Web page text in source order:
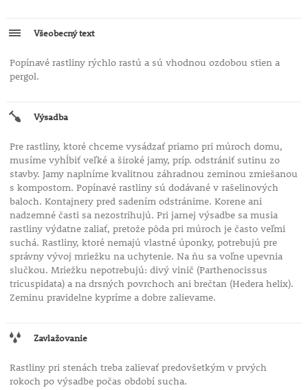
Všeobecný text
Popínavé rastliny rýchlo rastú a sú vhodnou ozdobou stien a
pergol.
Výsadba
Pre rastliny, ktoré chceme vysádzať priamo pri múroch domu,
musíme vyhĺbiť veľké a široké jamy, príp. odstrániť sutinu zo
stavby. Jamy naplníme kvalitnou záhradnou zeminou zmiešanou
s kompostom. Popínavé rastliny sú dodávané v rašelinových
baloch. Kontajnery pred sadením odstránime. Korene ani
nadzemné časti sa nezostrihujú. Pri jarnej výsadbe sa musia
rastliny výdatne zaliať, pretože pôda pri múroch je často veľmi
suchá. Rastliny, ktoré nemajú vlastné úponky, potrebujú pre
správny vývoj mriežku na uchytenie. Na ňu sa voľne upevnia
slučkou. Mriežku nepotrebujú: divý vinič (Parthenocissus
tricuspidata) a na drsných povrchoch ani brečtan (Hedera helix).
Zeminu pravidelne kypríme a dobre zalievame.
Zavlažovanie
Rastliny pri stenách treba zalievať predovšetkým v prvých
rokoch po výsadbe počas období sucha.